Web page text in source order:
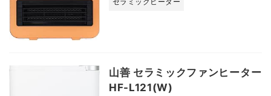
山善 セラミックファンヒーター
HF-L121(W)